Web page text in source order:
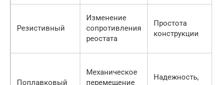
Резистивный
Изменение
сопротивления
реостата
Простота
конструкции
Поплавковый
Механическое
перемещение
Надежность,